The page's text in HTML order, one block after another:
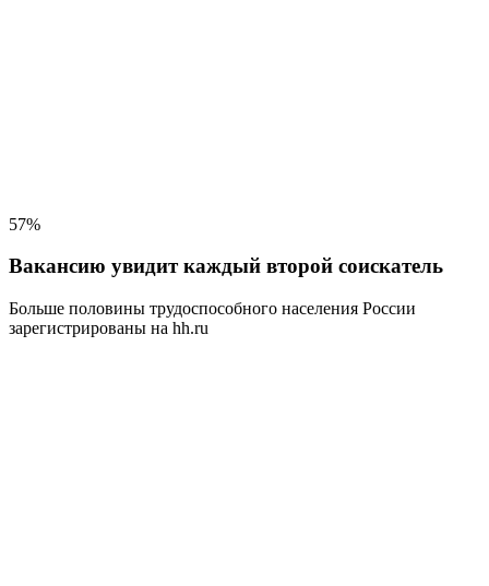
57%
Вакансию увидит каждый второй соискатель
Больше половины трудоспособного населения России
зарегистрированы на hh.ru